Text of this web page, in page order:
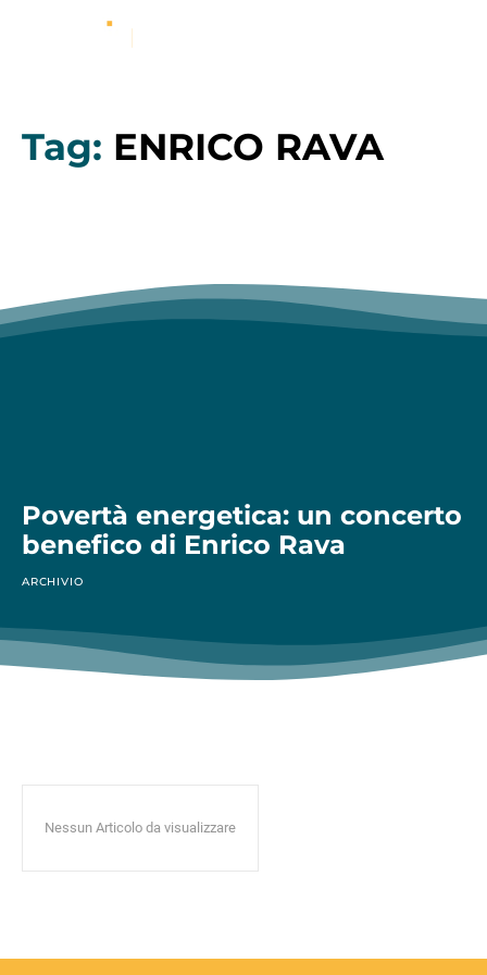
Tag: ENRICO RAVA
Povertà energetica: un concerto
benefico di Enrico Rava
ARCHIVIO
Nessun Articolo da visualizzare